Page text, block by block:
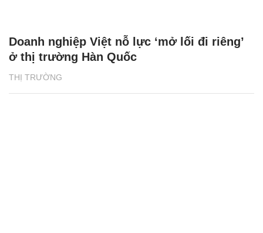
THỊ TRƯỜNG
Doanh nghiệp Việt nỗ lực ‘mở lối đi riêng’
ở thị trường Hàn Quốc